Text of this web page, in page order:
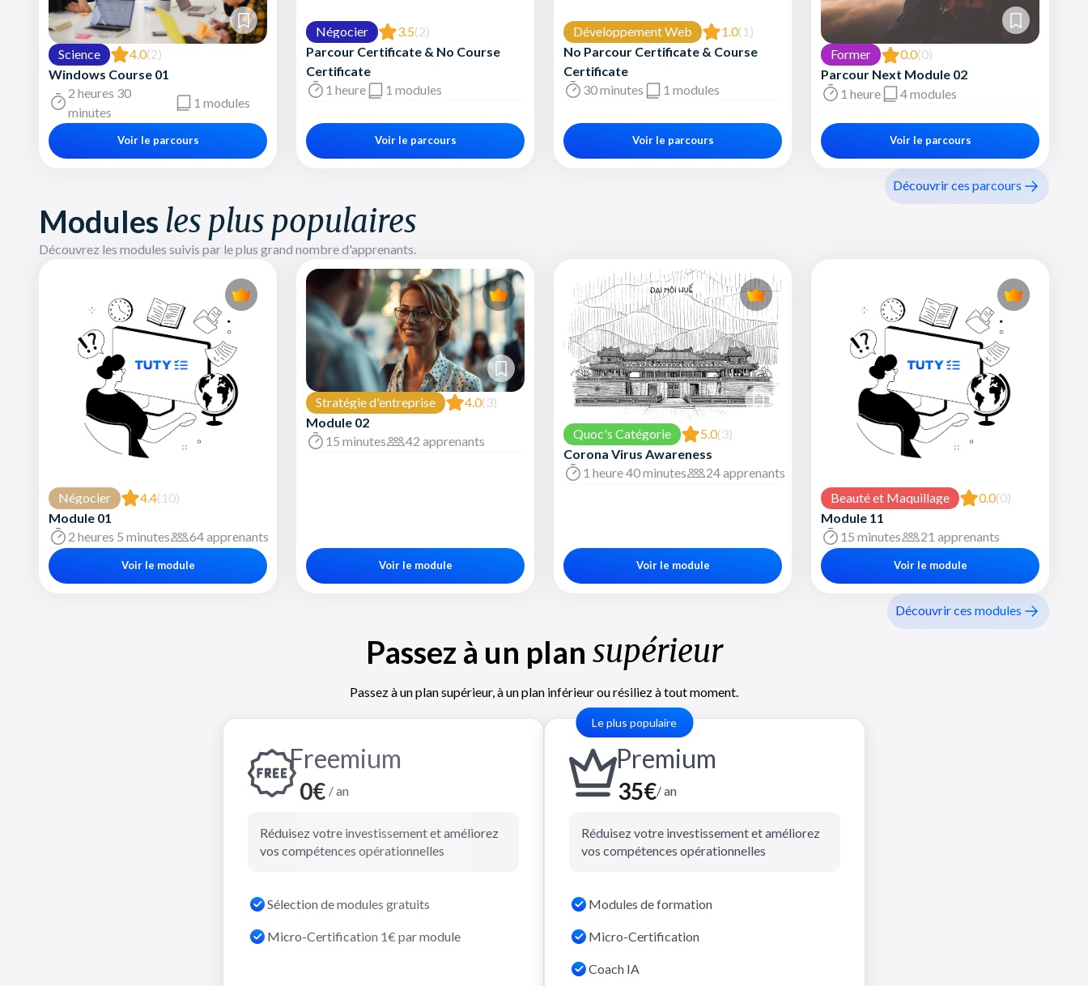
Science 4.0(2)
Windows Course 01
2 heures 30
minutes
1 modules
Voir le parcours
Négocier 3.5(2)
Parcour Certificate & No Course
Certificate
1 heure
1 modules
Voir le parcours
Développement Web 1.0(1)
No Parcour Certificate & Course
Certificate
30 minutes
1 modules
Voir le parcours
Former 0.0(0)
Parcour Next Module 02
1 heure
4 modules
Voir le parcours
Découvrir ces parcours
Modules les plus populaires
Découvrez les modules suivis par le plus grand nombre d'apprenants.
Négocier 4.4(10)
Module 01
2 heures 5 minutes
64 apprenants
Voir le module
Stratégie d'entreprise 4.0(3)
Module 02
15 minutes
42 apprenants
Voir le module
Quoc's Catégorie 5.0(3)
Corona Virus Awareness
1 heure 40 minutes
24 apprenants
Voir le module
Beauté et Maquillage 0.0(0)
Module 11
15 minutes
21 apprenants
Voir le module
Découvrir ces modules
Passez à un plan supérieur
Passez à un plan supérieur, à un plan inférieur ou résiliez à tout moment.
Freemium
0€ / an
Réduisez votre investissement et améliorez
vos compétences opérationnelles
Sélection de modules gratuits
Micro-Certification 1€ par module
Le plus populaire
Premium
35€/ an
Réduisez votre investissement et améliorez
vos compétences opérationnelles
Modules de formation
Micro-Certification
Coach IA